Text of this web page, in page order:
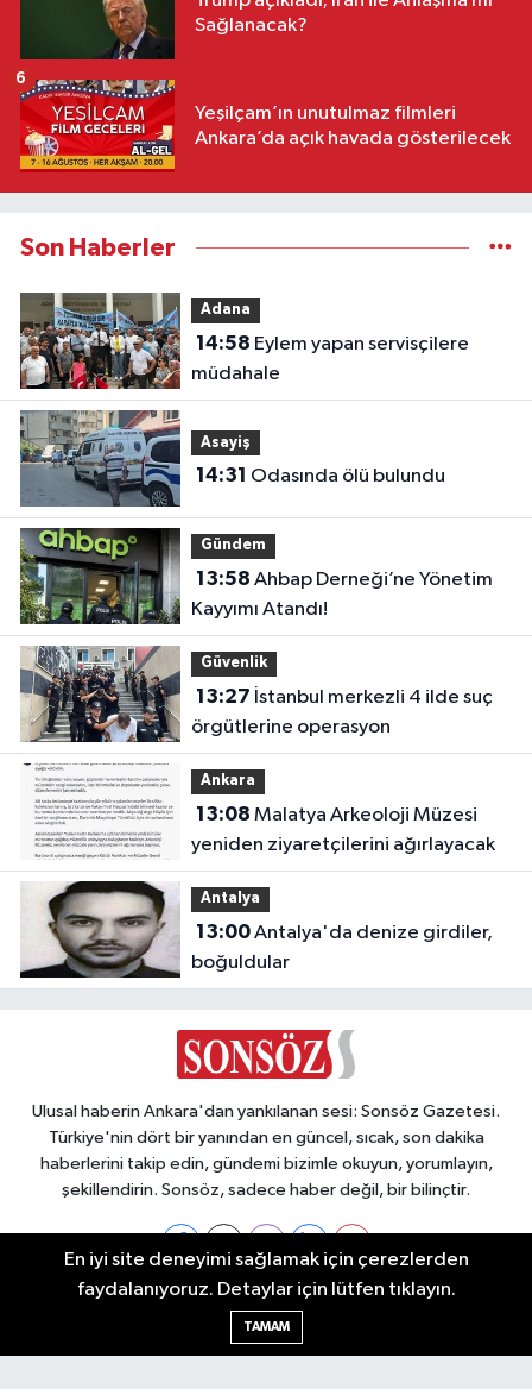
Sağlanacak?
Yeşilçam’ın unutulmaz filmleri
Ankara’da açık havada gösterilecek
6
Son Haberler
Adana
14:58
müdahale
Asayiş
14:31 Odasında ölü bulundu
Gündem
13:58
Kayyımı Atandı!
Güvenlik
13:27
örgütlerine operasyon
Ankara
13:08
yeniden ziyaretçilerini ağırlayacak
Antalya
13:00Antalya'da denize girdiler,
boğuldular
Ulusal haberin Ankara'dan yankılanan sesi: Sonsöz Gazetesi.
Türkiye'nin dört bir yanından en güncel, sıcak, son dakika
haberlerini takip edin, gündemi bizimle okuyun, yorumlayın,
şekillendirin. Sonsöz, sadece haber değil, bir bilinçtir.
Ankara Nöbetçi Eczaneler
En iyi site deneyimi sağlamak için çerezlerden
faydalanıyoruz. Detaylar için lütfen tıklayın.
TAMAM